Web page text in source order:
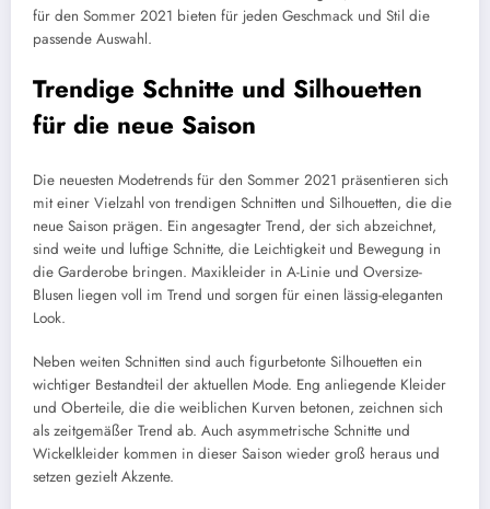
für den Sommer 2021 bieten für jeden Geschmack und Stil die
passende Auswahl.
Trendige Schnitte und Silhouetten
für die neue Saison
Die neuesten Modetrends für den Sommer 2021 präsentieren sich
mit einer Vielzahl von trendigen Schnitten und Silhouetten, die die
neue Saison prägen. Ein angesagter Trend, der sich abzeichnet,
sind weite und luftige Schnitte, die Leichtigkeit und Bewegung in
die Garderobe bringen. Maxikleider in A-Linie und Oversize-
Blusen liegen voll im Trend und sorgen für einen lässig-eleganten
Look.
Neben weiten Schnitten sind auch figurbetonte Silhouetten ein
wichtiger Bestandteil der aktuellen Mode. Eng anliegende Kleider
und Oberteile, die die weiblichen Kurven betonen, zeichnen sich
als zeitgemäßer Trend ab. Auch asymmetrische Schnitte und
Wickelkleider kommen in dieser Saison wieder groß heraus und
setzen gezielt Akzente.